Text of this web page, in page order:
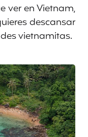
ver en Vietnam,
descansar
vietnamitas.